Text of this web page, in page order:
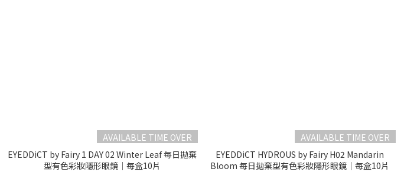
AVAILABLE TIME OVER
EYEDDiCT by Fairy 1 DAY 02 Winter Leaf 每日拋棄
型有色彩妝隱形眼鏡｜每盒10片
AVAILABLE TIME OVER
EYEDDiCT HYDROUS by Fairy H02 Mandarin
Bloom 每日拋棄型有色彩妝隱形眼鏡｜每盒10片